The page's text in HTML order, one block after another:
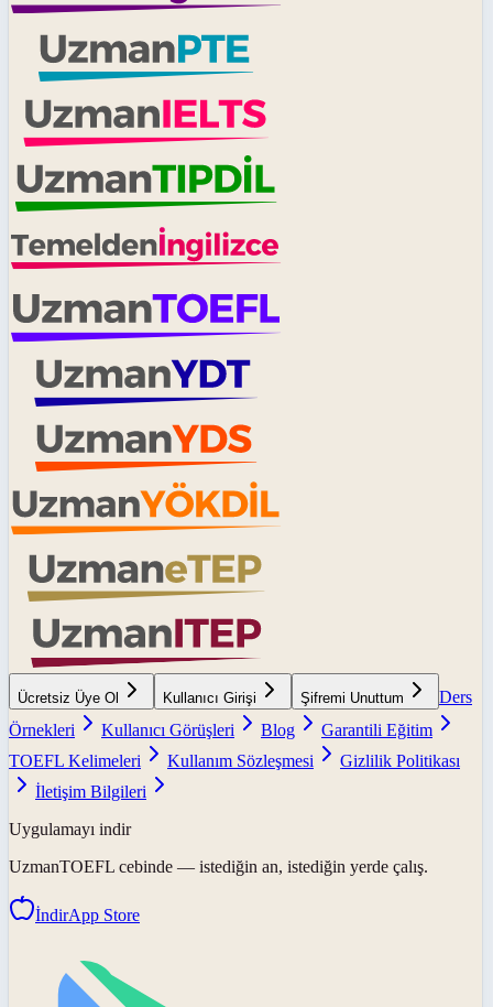
Ücretsiz Üye Ol Kullanıcı Girişi Şifremi Unuttum
Ders
Örnekleri
Kullanıcı Görüşleri Blog
Garantili Eğitim
TOEFL Kelimeleri
Kullanım Sözleşmesi
Gizlilik Politikası
İletişim Bilgileri
Uygulamayı indir
UzmanTOEFL cebinde — istediğin an, istediğin yerde çalış.
İndirApp Store